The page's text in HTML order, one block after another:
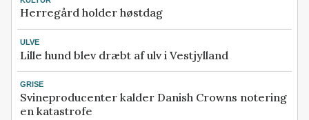
Herregård holder høstdag
ULVE
Lille hund blev dræbt af ulv i Vestjylland
GRISE
Svineproducenter kalder Danish Crowns notering
en katastrofe